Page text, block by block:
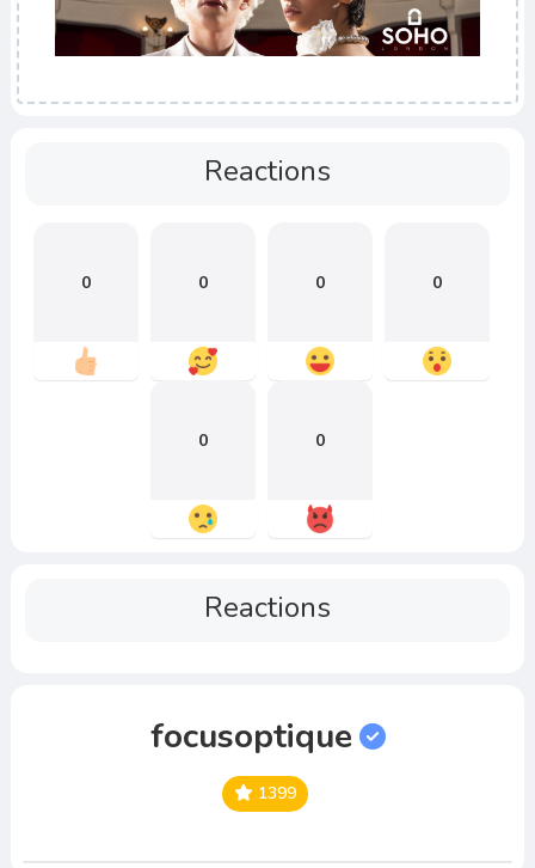
Reactions
0 0 0 0
0 0
Reactions
focusoptique
1399